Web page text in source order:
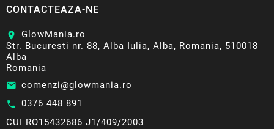
CONTACTEAZA-NE
location_on
GlowMania.ro
Str. Bucuresti nr. 88, Alba Iulia, Alba, Romania, 510018
Alba
Romania
email comenzi@glowmania.ro
call 0376 448 891
CUI RO15432686 J1/409/2003